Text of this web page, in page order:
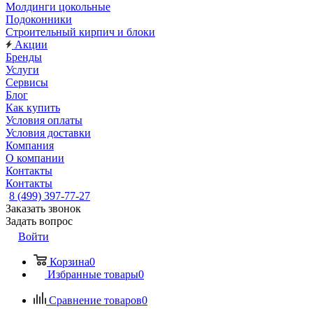
Молдинги цокольные
Подоконники
Строительный кирпич и блоки
Акции
Бренды
Услуги
Сервисы
Блог
Как купить
Условия оплаты
Условия доставки
Компания
О компании
Контакты
Контакты
8 (499) 397-77-27
Заказать звонок
Задать вопрос
Войти
Корзина0
Избранные товары0
Сравнение товаров0